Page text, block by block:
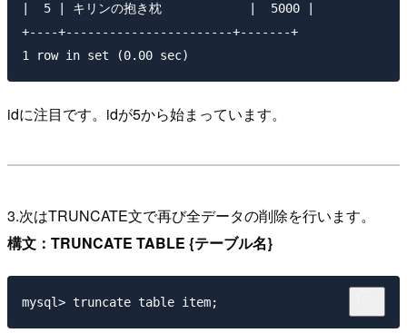
|  5 | キリンの抱き枕            |  5000 |
+----+-----------------------+-------+
idに注目です。idが5から始まっています。
3.次はTRUNCATE文で再び全データの削除を行います。
構文：TRUNCATE TABLE {テーブル名}